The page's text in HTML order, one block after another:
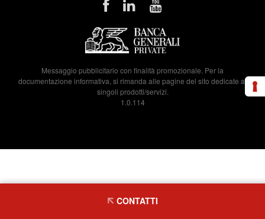
Messaggio pubblicitario con finalità promozionale. Per la
documentazione informativa, si rimanda alle pagine del sito dedicate ai
singoli prodotti/servizi.
1.0.114
CONTATTI